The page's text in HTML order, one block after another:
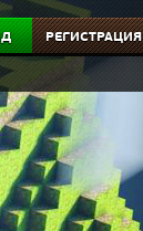
РЕГИСТРАЦИЯ